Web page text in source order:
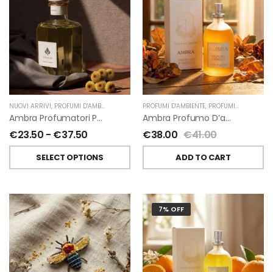
NUOVI ARRIVI, PROFUMI D'AMBIENTE PROFUMATORI A BASTONCINI ,CHIARA FIRENZE
Ambra Profumatori Per Ambiente A Bastoncini Di Chiara Firenze
€23.50 - €37.50
SELECT OPTIONS
PROFUMI D'AMBIENTE, PROFUMI D'AMBIENTE FIORIRA' UN GIARDINO
Ambra Profumo D’ambiente Di Fiorirà Un Giardino
€38.00 €41.00
ADD TO CART
7% OFF